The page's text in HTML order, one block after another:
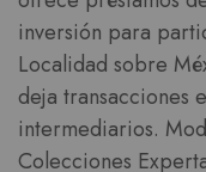
inversión para
Localidad sobre
deja transacciones
intermediarios.
Colecciones